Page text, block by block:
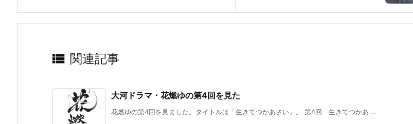
 関連記事
大河ドラマ・花燃ゆの第4回を見た
花燃ゆの第4回を見ました。タイトルは「生きてつかあさい」。 第4回 生きてつかあ ...